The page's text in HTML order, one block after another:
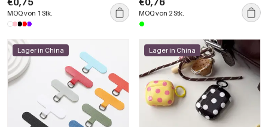
MOQ von 1 Stk. MOQ von 2 Stk.
Lager in China Lager in China